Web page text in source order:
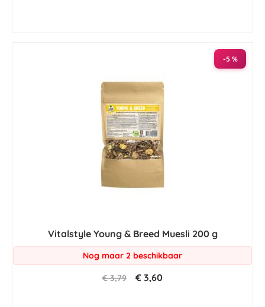
-5 %
Vitalstyle Young & Breed Muesli 200 g
Nog maar 2 beschikbaar
€ 3,79 € 3,60